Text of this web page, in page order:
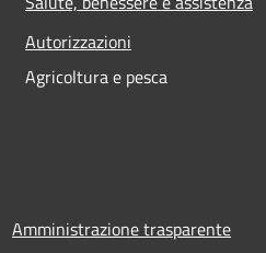
Autorizzazioni
Agricoltura e pesca
Amministrazione trasparente